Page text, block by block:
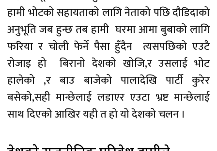
हामी भोटको सहायताको लागि नेताको पछि दौडिदाको
अनुभूति जब हुन्छ तब हामी घरमा आमा बुबाको लागि
फरिया र चोली फेर्ने पैसा हुँदैन त्यसपछिको एउटै
रोजाइ हो बिरानो देशको खोजि,र उसलाई भोट
हालेको ,र बाउ बाजेको पालादेखि पार्टी कुरेर
बसेको,सही मान्छेलाई लडाएर एउटा भ्रष्ट मान्छेलाई
साथ दिएको आखिर यही त हो यो देशको चलन ।